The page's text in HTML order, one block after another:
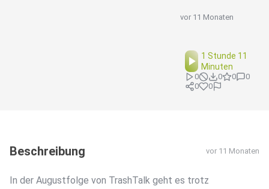
vor 11 Monaten
1 Stunde 11
Minuten
0 0 0
0
0
0
Beschreibung vor 11 Monaten
In der Augustfolge von TrashTalk geht es trotz